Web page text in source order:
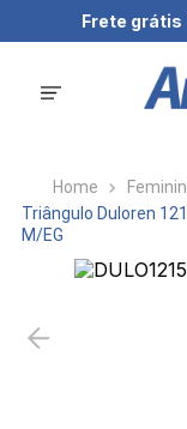
Frete grátis
Triângulo Duloren
M/EG